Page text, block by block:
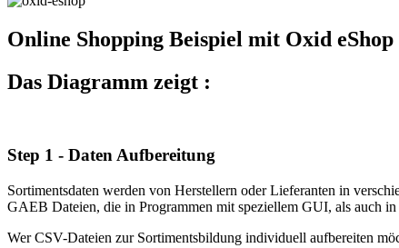
Online Shopping Beispiel mit Oxid
Das Diagramm zeigt :
Step 1 - Daten Aufbereitung
Sortimentsdaten werden von Herstellern oder Lieferanten in
GAEB Dateien, die in Programmen mit speziellem GUI, als auch
Wer CSV-Dateien zur Sortimentsbildung individuell aufbereiten